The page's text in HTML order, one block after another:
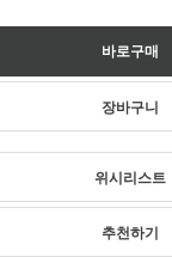
위시리스트
추천하기